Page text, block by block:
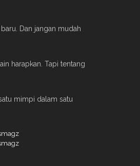
Dan jangan mudah
harapkan. Tapi tentang
mimpi dalam satu